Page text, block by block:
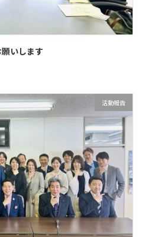
いします
活動報告